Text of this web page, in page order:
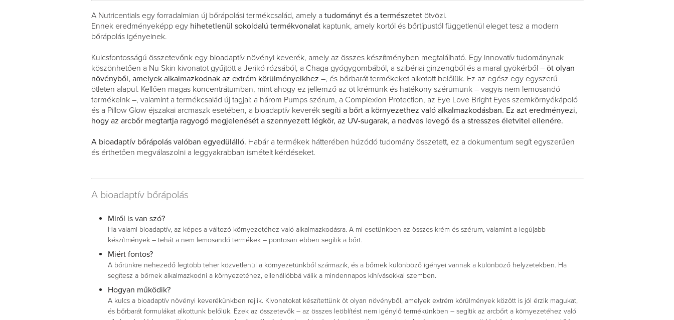
A Nutricentials egy forradalmian új bőrápolási termékcsalád, amely a tudományt és a természetet ötvözi.
Ennek eredményeképp egy hihetetlenül sokoldalú termékvonalat kaptunk, amely kortól és bőrtípustól függetlenül eleget tesz a modern
bőrápolás igényeinek.
Kulcsfontosságú összetevőnk egy bioadaptív növényi keverék, amely az összes készítményben megtalálható. Egy innovatív tudománynak
köszönhetően a Nu Skin kivonatot gyűjtött a Jerikó rózsából, a Chaga gyógygombából, a szibériai ginzengből és a maral gyökérből – öt olyan
növényből, amelyek alkalmazkodnak az extrém körülményeikhez –, és bőrbarát termékeket alkotott belőlük. Ez az egész egy egyszerű
ötleten alapul. Kellően magas koncentrátumban, mint ahogy ez jellemző az öt krémünk és hatékony szérumunk – vagyis nem lemosandó
termékeink –, valamint a termékcsalád új tagjai: a három Pumps szérum, a Complexion Protection, az Eye Love Bright Eyes szemkörnyékápoló
és a Pillow Glow éjszakai arcmaszk esetében, a bioadaptív keverék segíti a bőrt a környezethez való alkalmazkodásban. Ez azt eredményezi,
hogy az arcbőr megtartja ragyogó megjelenését a szennyezett légkör, az UV-sugarak, a nedves levegő és a stresszes életvitel ellenére.
A bioadaptív bőrápolás valóban egyedülálló. Habár a termékek hátterében húzódó tudomány összetett, ez a dokumentum segít egyszerűen
és érthetően megválaszolni a leggyakrabban ismételt kérdéseket.
A bioadaptív bőrápolás
Miről is van szó?
Ha valami bioadaptív, az képes a változó környezetéhez való alkalmazkodásra. A mi esetünkben az összes krém és szérum, valamint a legújabb
készítmények – tehát a nem lemosandó termékek – pontosan ebben segítik a bőrt.
Miért fontos?
A bőrünkre nehezedő legtöbb teher közvetlenül a környezetünkből származik, és a bőrnek különböző igényei vannak a különböző helyzetekben. Ha
segítesz a bőrnek alkalmazkodni a környezetéhez, ellenállóbbá válik a mindennapos kihívásokkal szemben.
Hogyan működik?
A kulcs a bioadaptív növényi keverékünkben rejlik. Kivonatokat készítettünk öt olyan növényből, amelyek extrém körülmények között is jól érzik magukat,
és bőrbarát formulákat alkottunk belőlük. Ezek az összetevők – az összes leöblítést nem igénylő termékünkben – segítik az arcbőrt a környezetéhez való